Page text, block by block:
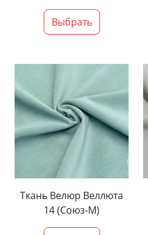
Выбрать
Ткань Велюр Веллюта
14 (Союз-М)